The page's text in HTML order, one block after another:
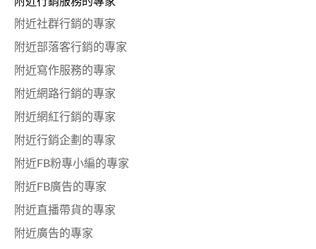
附近社群行銷的專家
附近部落客行銷的專家
附近寫作服務的專家
附近網路行銷的專家
附近網紅行銷的專家
附近行銷企劃的專家
附近FB粉專小編的專家
附近FB廣告的專家
附近直播帶貨的專家
附近廣告的專家